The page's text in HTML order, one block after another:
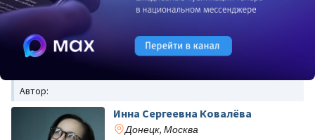
Автор:
Инна Сергеевна Ковалёва
Донецк, Москва